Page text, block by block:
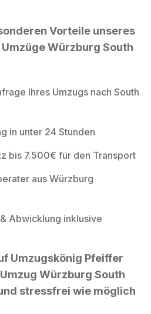
Vorteile unseres
Würzburg South
Ihres Umzugs nach South
in unter 24 Stunden
bis 7.500€ für den Transport
aus Würzburg
Abwicklung inklusive
Umzugskönig Pfeiffer
Würzburg South
stressfrei wie möglich